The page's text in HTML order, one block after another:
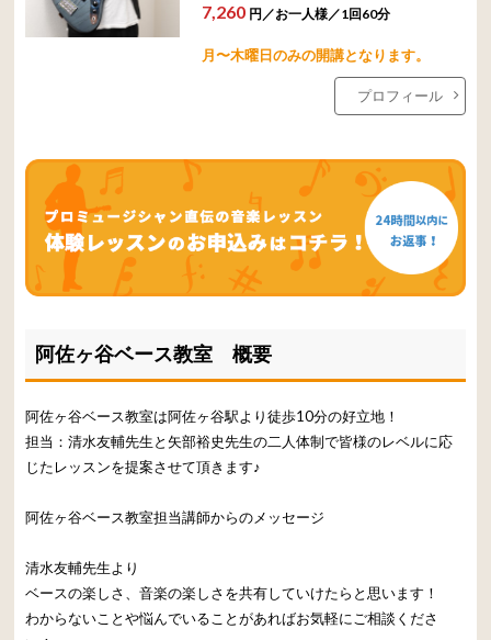
7,260 円／お一人様／1回60分
月〜木曜日のみの開講となります。
プロフィール
阿佐ヶ谷ベース教室 概要
阿佐ヶ谷ベース教室は阿佐ヶ谷駅より徒歩10分の好立地！
担当：清水友輔先生と矢部裕史先生の二人体制で皆様のレベルに応
じたレッスンを提案させて頂きます♪
阿佐ヶ谷ベース教室担当講師からのメッセージ
清水友輔先生より
ベースの楽しさ、音楽の楽しさを共有していけたらと思います！
わからないことや悩んでいることがあればお気軽にご相談くださ